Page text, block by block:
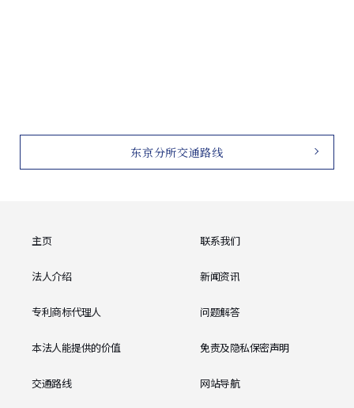
东京分所交通路线
主页 联系我们
法人介绍 新闻资讯
专利商标代理人 问题解答
本法人能提供的价值 免责及隐私保密声明
交通路线 网站导航